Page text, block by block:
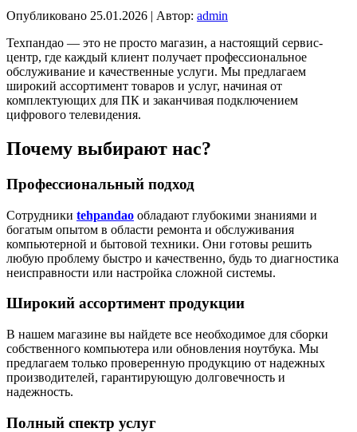
Опубликовано 25.01.2026 | Автор: admin
Техпандао — это не просто магазин, а настоящий сервис-
центр, где каждый клиент получает профессиональное
обслуживание и качественные услуги. Мы предлагаем
широкий ассортимент товаров и услуг, начиная от
комплектующих для ПК и заканчивая подключением
цифрового телевидения.
Почему выбирают нас?
Профессиональный подход
Сотрудники tehpandao обладают глубокими знаниями и
богатым опытом в области ремонта и обслуживания
компьютерной и бытовой техники. Они готовы решить
любую проблему быстро и качественно, будь то диагностика
неисправности или настройка сложной системы.
Широкий ассортимент продукции
В нашем магазине вы найдете все необходимое для сборки
собственного компьютера или обновления ноутбука. Мы
предлагаем только проверенную продукцию от надежных
производителей, гарантирующую долговечность и
надежность.
Полный спектр услуг